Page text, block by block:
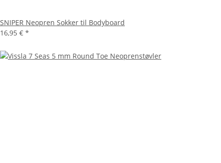
SNIPER Neopren Sokker til Bodyboard
16,95 € *